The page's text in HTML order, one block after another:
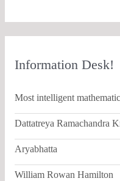
Information Desk!
Most intelligent
Dattatreya Ramachandra
Aryabhatta
William Rowan Hamilton